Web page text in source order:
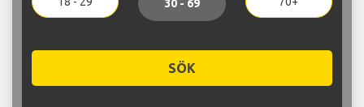
30 - 69
SÖK